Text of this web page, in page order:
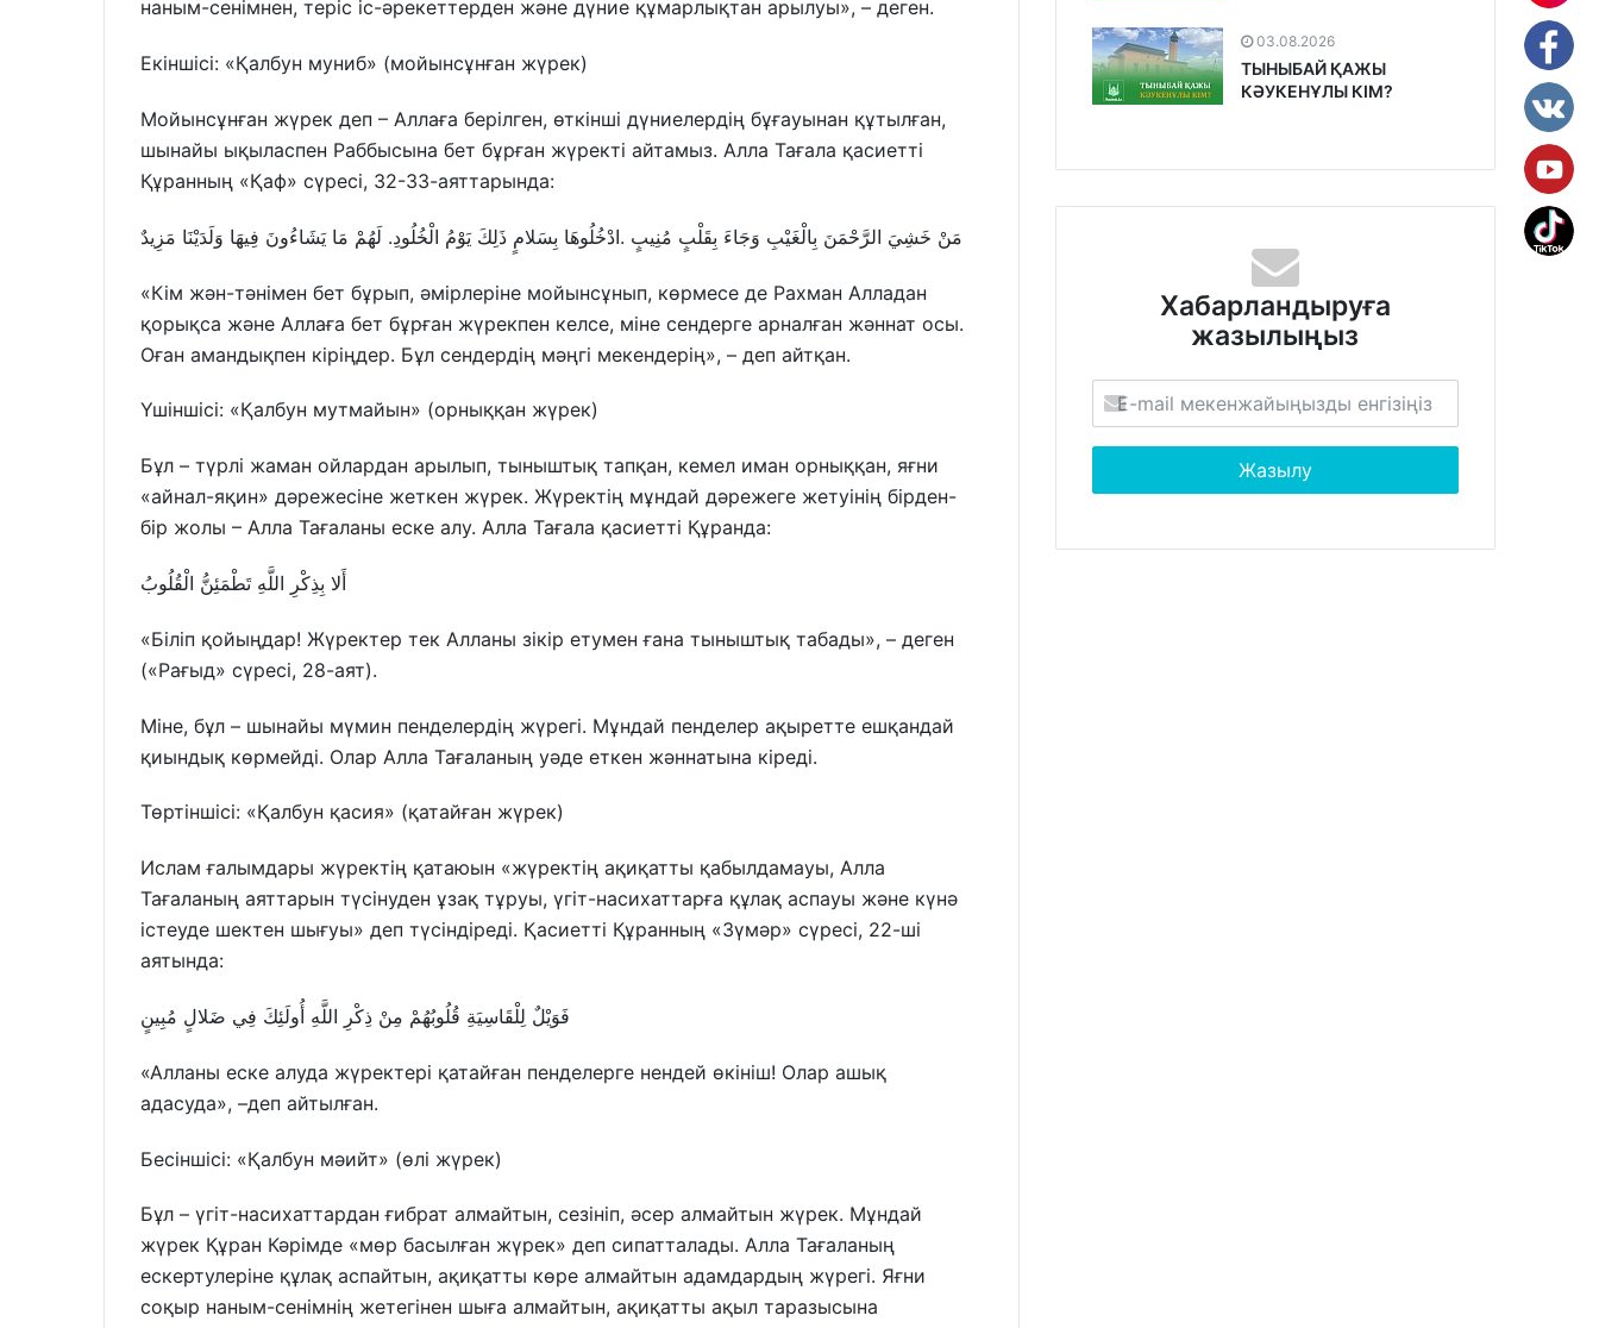
наным-сенімнен, теріс іс-әрекеттерден және дүние құмарлықтан арылуы», – деген.
Екіншісі: «Қалбун муниб» (мойынсұнған жүрек)
Мойынсұнған жүрек деп – Аллаға берілген, өткінші дүниелердің бұғауынан құтылған,
шынайы ықыласпен Раббысына бет бұрған жүректі айтамыз. Алла Тағала қасиетті
Құранның «Қаф» сүресі, 32-33-аяттарында:
مَنْ خَشِيَ الرَّحْمَنَ بِالْغَيْبِ وَجَاءَ بِقَلْبٍ مُنِيبٍ .ادْخُلُوهَا بِسَلامٍ ذَلِكَ يَوْمُ الْخُلُودِ. لَهُمْ مَا يَشَاءُونَ فِيهَا وَلَدَيْنَا مَزِيدٌ
«Кім жән-тәнімен бет бұрып, әмірлеріне мойынсұнып, көрмесе де Рахман Алладан
қорықса және Аллаға бет бұрған жүрекпен келсе, міне сендерге арналған жәннат осы.
Оған амандықпен кіріңдер. Бұл сендердің мәңгі мекендерің», – деп айтқан.
Үшіншісі: «Қалбун мутмайын» (орныққан жүрек)
Бұл – түрлі жаман ойлардан арылып, тыныштық тапқан, кемел иман орныққан, яғни
«айнал-яқин» дәрежесіне жеткен жүрек. Жүректің мұндай дәрежеге жетуінің бірден-
бір жолы – Алла Тағаланы еске алу. Алла Тағала қасиетті Құранда:
أَلا بِذِكْرِ اللَّهِ تَطْمَئِنُّ الْقُلُوبُ
«Біліп қойыңдар! Жүректер тек Алланы зікір етумен ғана тыныштық табады», – деген
(«Рағыд» сүресі, 28-аят).
Міне, бұл – шынайы мүмин пенделердің жүрегі. Мұндай пенделер ақыретте ешқандай
қиындық көрмейді. Олар Алла Тағаланың уәде еткен жәннатына кіреді.
Төртіншісі: «Қалбун қасия» (қатайған жүрек)
Ислам ғалымдары жүректің қатаюын «жүректің ақиқатты қабылдамауы, Алла
Тағаланың аяттарын түсінуден ұзақ тұруы, үгіт-насихаттарға құлақ аспауы және күнә
істеуде шектен шығуы» деп түсіндіреді. Қасиетті Құранның «Зүмәр» сүресі, 22-ші
аятында:
فَوَيْلٌ لِلْقَاسِيَةِ قُلُوبُهُمْ مِنْ ذِكْرِ اللَّهِ أُولَئِكَ فِي ضَلالٍ مُبِينٍ
«Алланы еске алуда жүректері қатайған пенделерге нендей өкініш! Олар ашық
адасуда», –деп айтылған.
Бесіншісі: «Қалбун мәийт» (өлі жүрек)
Бұл – үгіт-насихаттардан ғибрат алмайтын, сезініп, әсер алмайтын жүрек. Мұндай
жүрек Құран Кәрімде «мөр басылған жүрек» деп сипатталады. Алла Тағаланың
ескертулеріне құлақ аспайтын, ақиқатты көре алмайтын адамдардың жүрегі. Яғни
соқыр наным-сенімнің жетегінен шыға алмайтын, ақиқатты ақыл таразысына
03.08.2026
ТЫНЫБАЙ ҚАЖЫ
КӘУКЕНҰЛЫ КІМ?
Хабарландыруға
жазылыңыз